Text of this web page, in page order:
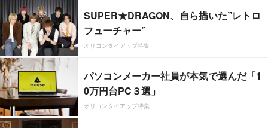
SUPER★DRAGON、自ら描いた”レトロ
フューチャー”
オリコンタイアップ特集
パソコンメーカー社員が本気で選んだ「1
0万円台PC３選」
オリコンタイアップ特集